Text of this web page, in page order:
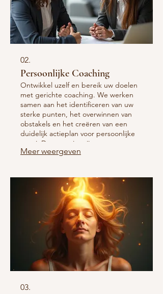
02.
Persoonlijke Coaching
Ontwikkel uzelf en bereik uw doelen
met gerichte coaching. We werken
samen aan het identificeren van uw
sterke punten, het overwinnen van
obstakels en het creëren van een
duidelijk actieplan voor persoonlijke
groei. Deze sessies zijn ontworpen
om uw potentieel volledig te
Meer weergeven
03.